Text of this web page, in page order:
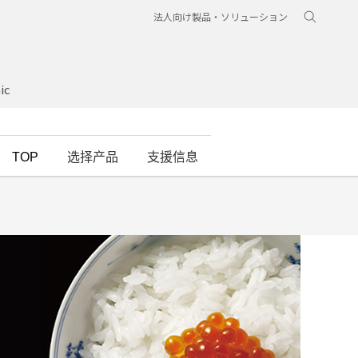
法人向け製品・ソリューション
TOP 选择产品 支援信息